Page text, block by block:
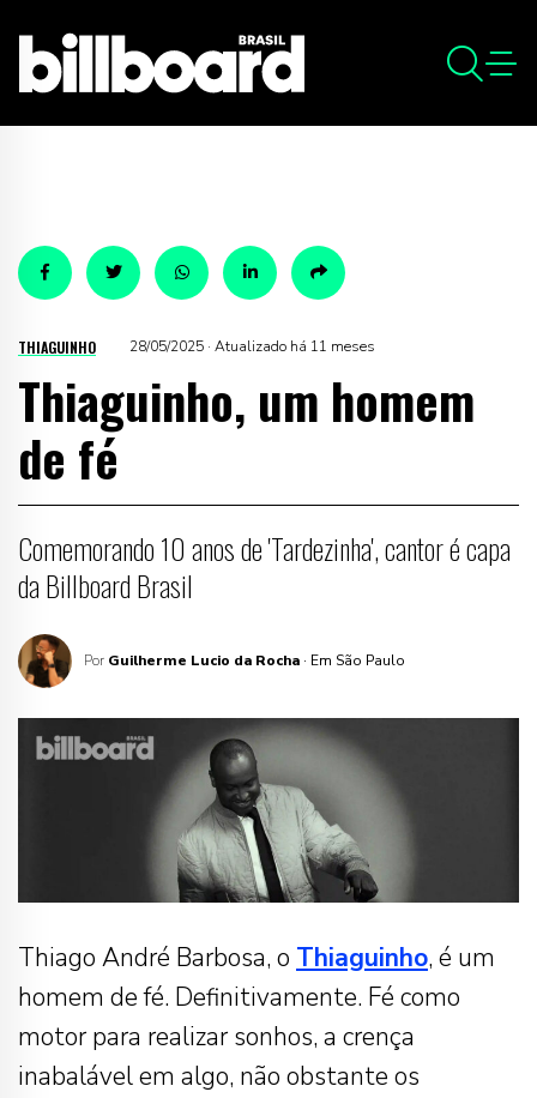
THIAGUINHO 28/05/2025 · Atualizado há 11 meses
Thiaguinho, um homem
de fé
Comemorando 10 anos de 'Tardezinha', cantor é capa
da Billboard Brasil
Por Guilherme Lucio da Rocha · Em São Paulo
Thiago André Barbosa, o Thiaguinho, é um
homem de fé. Definitivamente. Fé como
motor para realizar sonhos, a crença
inabalável em algo, não obstante os